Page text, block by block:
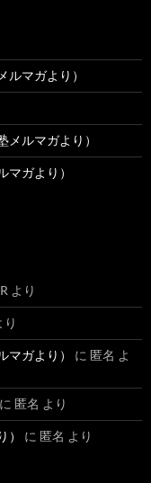
マガより）
ルマガより）
ガより）
より
り
ガより） に 匿名 よ
に 匿名 より
に 匿名 より